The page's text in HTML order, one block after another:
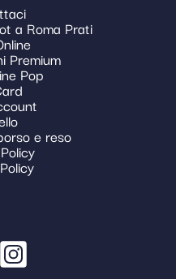
a Roma Prati
Premium
Pop
e reso